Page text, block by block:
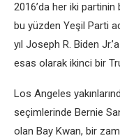
2016’da her iki partinin
bu yüzden Yeşil Parti
yıl Joseph R. Biden
esas olarak ikinci bir
Los Angeles
seçimlerinde Bernie
olan Bay Kwan, bir